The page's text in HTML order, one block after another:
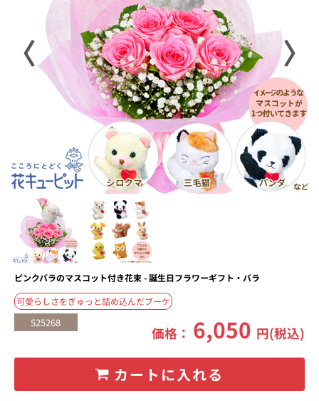
〈 〉
ピンクバラのマスコット付き花束 - 誕生日フラワーギフト・バラ
可愛らしさをぎゅっと詰め込んだブーケ
525268
価格： 6,050 円(税込)
カートに入れる